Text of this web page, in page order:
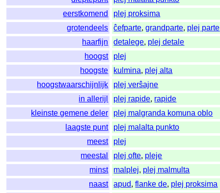
eerstkomend
plej proksima
grotendeels
ĉefparte,grandparte, plej parte
haarfijn
detalege, plej detale
hoogst
plej
hoogste
kulmina, plej alta
hoogstwaarschijnlijk
plej verŝajne
in allerijl
plej rapide, rapide
kleinste gemene deler
plej malgranda komuna oblo
laagste punt
plej malalta punkto
meest
plej
meestal
plej ofte, pleje
minst
malplej, plej malmulta
naast
apud,flanke de, plej proksima